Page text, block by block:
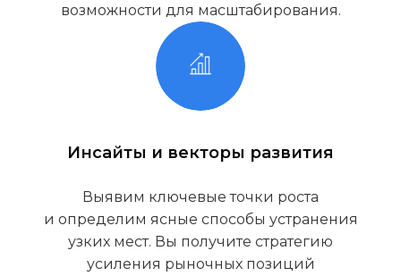
возможности для масштабирования.
Инсайты и векторы развития
Выявим ключевые точки роста
и определим ясные способы устранения
узких мест. Вы получите стратегию
усиления рыночных позиций